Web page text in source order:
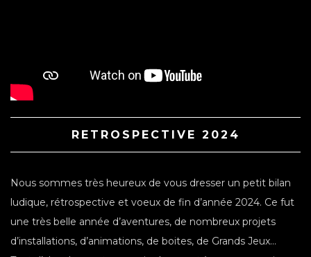
RETROSPECTIVE 2024
Nous sommes très heureux de vous dresser un petit bilan
ludique, rétrospective et voeux de fin d’année 2024. Ce fut
une très belle année d’aventures, de nombreux projets
d’installations, d’animations, de boites, de Grands Jeux…